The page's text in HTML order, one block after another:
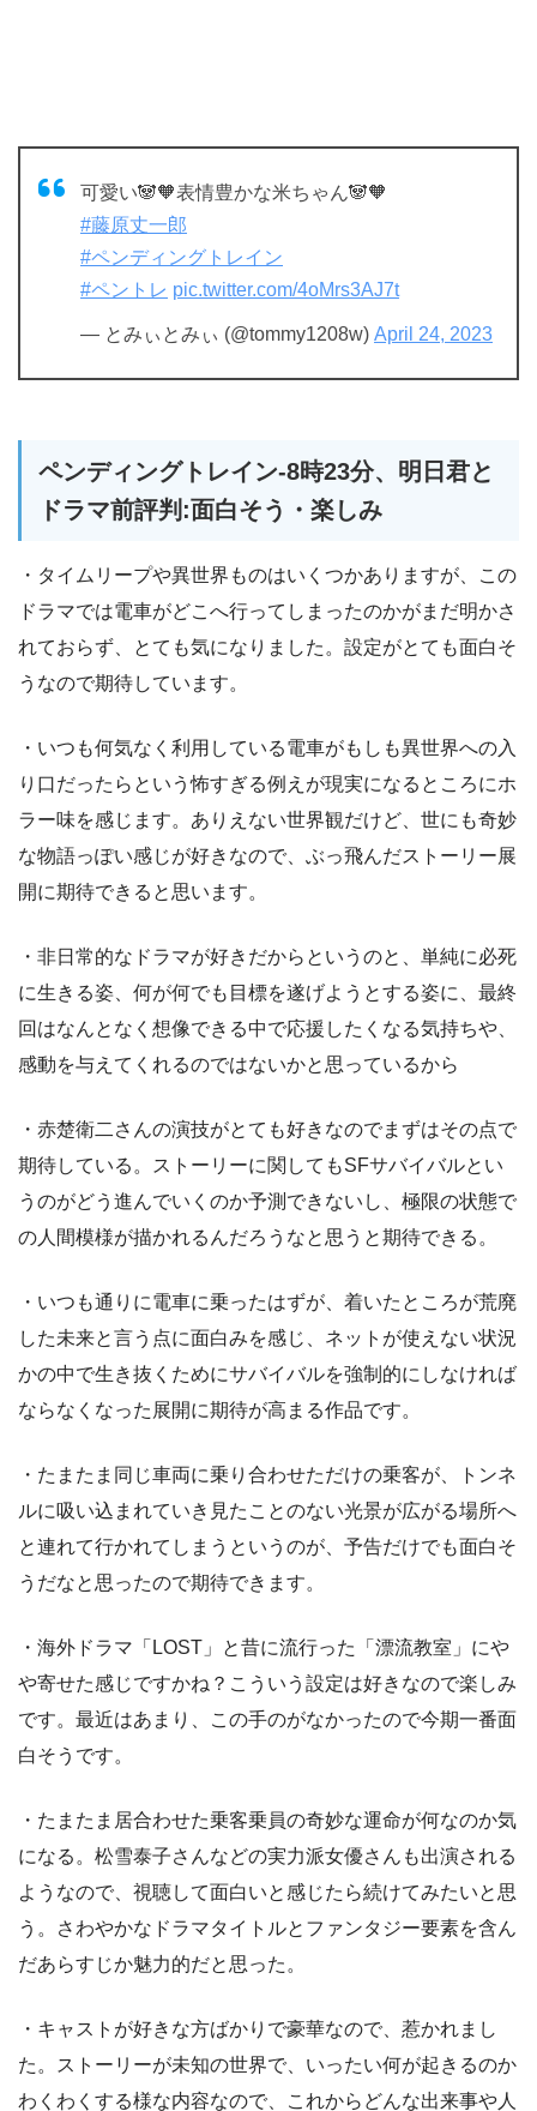
可愛い🐼🧡表情豊かな米ちゃん🐼🧡
#藤原丈一郎
#ペンディングトレイン
#ペントレ pic.twitter.com/4oMrs3AJ7t
— とみぃとみぃ (@tommy1208w) April 24, 2023
ペンディングトレイン-8時23分、明日君と
ドラマ前評判:面白そう・楽しみ
・タイムリープや異世界ものはいくつかありますが、この
ドラマでは電車がどこへ行ってしまったのかがまだ明かさ
れておらず、とても気になりました。設定がとても面白そ
うなので期待しています。
・いつも何気なく利用している電車がもしも異世界への入
り口だったらという怖すぎる例えが現実になるところにホ
ラー味を感じます。ありえない世界観だけど、世にも奇妙
な物語っぽい感じが好きなので、ぶっ飛んだストーリー展
開に期待できると思います。
・非日常的なドラマが好きだからというのと、単純に必死
に生きる姿、何が何でも目標を遂げようとする姿に、最終
回はなんとなく想像できる中で応援したくなる気持ちや、
感動を与えてくれるのではないかと思っているから
・赤楚衛二さんの演技がとても好きなのでまずはその点で
期待している。ストーリーに関してもSFサバイバルとい
うのがどう進んでいくのか予測できないし、極限の状態で
の人間模様が描かれるんだろうなと思うと期待できる。
・いつも通りに電車に乗ったはずが、着いたところが荒廃
した未来と言う点に面白みを感じ、ネットが使えない状況
かの中で生き抜くためにサバイバルを強制的にしなければ
ならなくなった展開に期待が高まる作品です。
・たまたま同じ車両に乗り合わせただけの乗客が、トンネ
ルに吸い込まれていき見たことのない光景が広がる場所へ
と連れて行かれてしまうというのが、予告だけでも面白そ
うだなと思ったので期待できます。
・海外ドラマ「LOST」と昔に流行った「漂流教室」にや
や寄せた感じですかね？こういう設定は好きなので楽しみ
です。最近はあまり、この手のがなかったので今期一番面
白そうです。
・たまたま居合わせた乗客乗員の奇妙な運命が何なのか気
になる。松雪泰子さんなどの実力派女優さんも出演される
ようなので、視聴して面白いと感じたら続けてみたいと思
う。さわやかなドラマタイトルとファンタジー要素を含ん
だあらすじか魅力的だと思った。
・キャストが好きな方ばかりで豪華なので、惹かれまし
た。ストーリーが未知の世界で、いったい何が起きるのか
わくわくする様な内容なので、これからどんな出来事や人